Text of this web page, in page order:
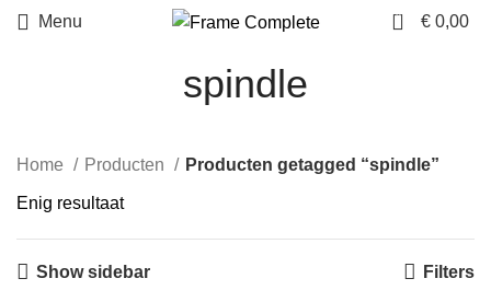
Menu 0 € 0,00
spindle
Home Producten Producten getagged “spindle”
Enig resultaat
Show sidebar Filters